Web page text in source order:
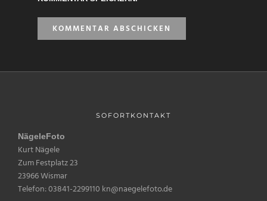
SOFORTKONTAKT
NägeleFoto
Kurt Nägele
Zum Festplatz 23
23966 Wismar
Telefon: 03841-2299110 kn@naegelefoto.de